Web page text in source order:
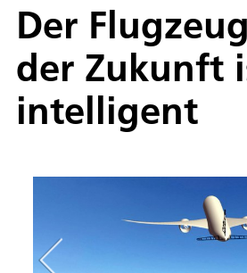
Der
der Zukunft
intelligent